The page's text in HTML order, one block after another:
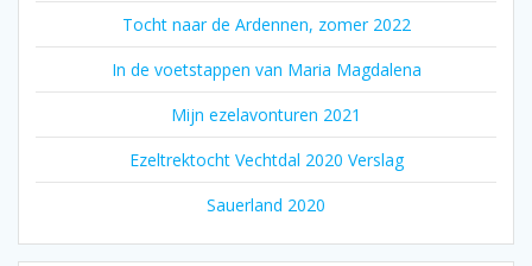
Tocht naar de Ardennen, zomer 2022
In de voetstappen van Maria Magdalena
Mijn ezelavonturen 2021
Ezeltrektocht Vechtdal 2020 Verslag
Sauerland 2020